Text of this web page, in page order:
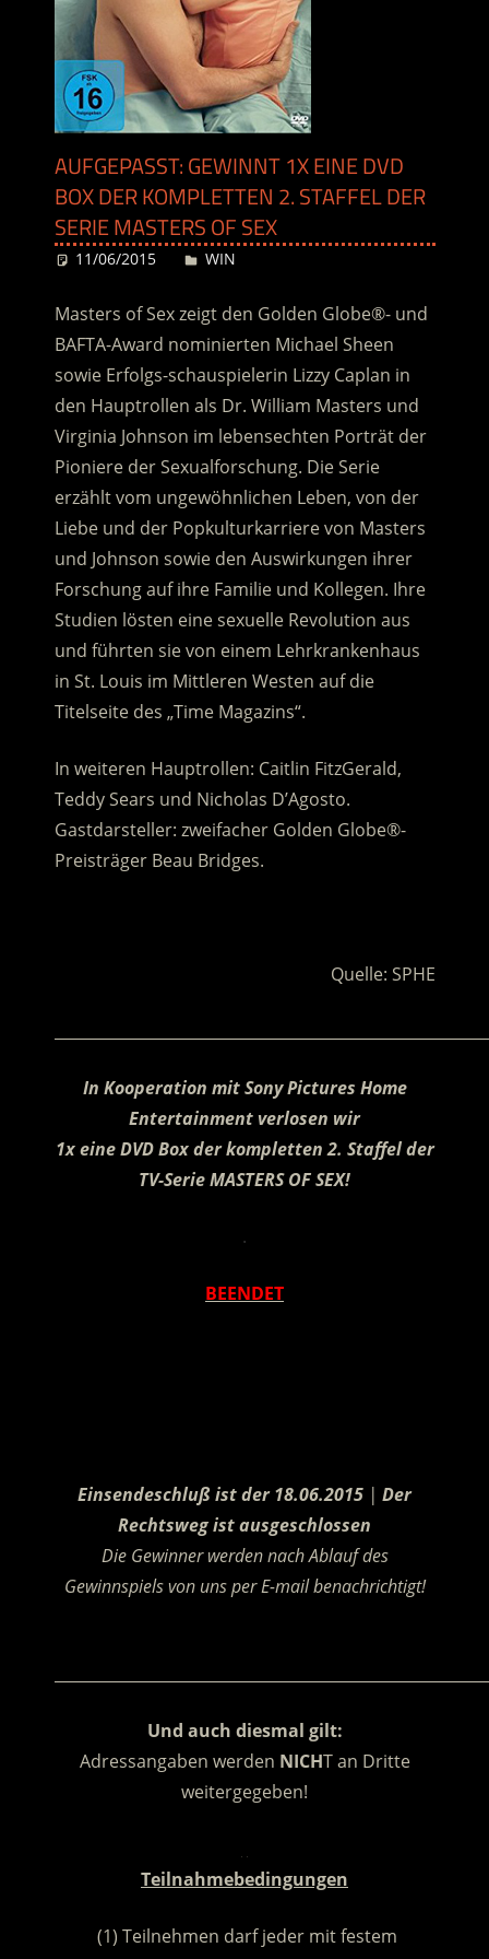
AUFGEPASST: GEWINNT 1X EINE DVD
BOX DER KOMPLETTEN 2. STAFFEL DER
SERIE MASTERS OF SEX
11/06/2015 Desiree
WIN
Masters of Sex zeigt den Golden Globe®- und
BAFTA-Award nominierten Michael Sheen
sowie Erfolgs-schauspielerin Lizzy Caplan in
den Hauptrollen als Dr. William Masters und
Virginia Johnson im lebensechten Porträt der
Pioniere der Sexualforschung. Die Serie
erzählt vom ungewöhnlichen Leben, von der
Liebe und der Popkulturkarriere von Masters
und Johnson sowie den Auswirkungen ihrer
Forschung auf ihre Familie und Kollegen. Ihre
Studien lösten eine sexuelle Revolution aus
und führten sie von einem Lehrkrankenhaus
in St. Louis im Mittleren Westen auf die
Titelseite des „Time Magazins“.
In weiteren Hauptrollen: Caitlin FitzGerald,
Teddy Sears und Nicholas D’Agosto.
Gastdarsteller: zweifacher Golden Globe®-
Preisträger Beau Bridges.
Quelle: SPHE
In Kooperation mitSony Pictures Home
Entertainment verlosen wir
1x eine DVD Box der kompletten 2. Staffel der
TV-Serie MASTERS OF SEX!
.
BEENDET
Einsendeschluß ist der 18.06.2015 | Der
Rechtsweg ist ausgeschlossen
Die Gewinner werden nach Ablauf des
Gewinnspiels von uns per E-mail benachrichtigt!
Und auch diesmal gilt:
Adressangaben werden NICHT an Dritte
weitergegeben!
Teilnahmebedingungen
(1) Teilnehmen darf jeder mit festem